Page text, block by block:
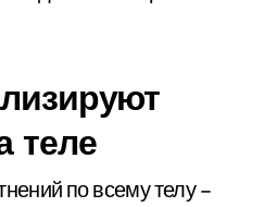
теле
по всему телу –